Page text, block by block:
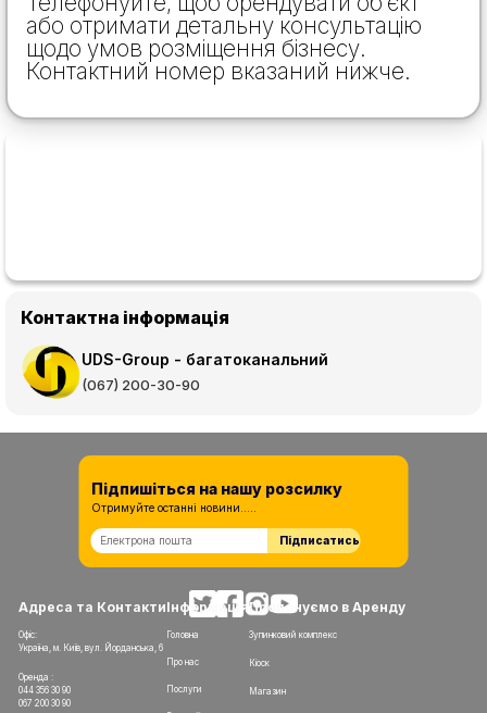
або отримати детальну консультацію
щодо умов розміщення бізнесу.
Контактний номер вказаний нижче.
Контактна інформація
UDS-Group - багатоканальний
(067) 200-30-90
Адреса та Контакти
Офіс:
Україна, м. Київ, вул. Йорданська, 6
Оренда :
044 356 30 90
067 200 30 90
Пропонуємо в Аренду
Зупинковий комплекс
Кіоск
Магазин
Інформація
Головна
Про нас
Послуги
Підпишіться на нашу розсилку
Отримуйте останні новини.....
Підписатись